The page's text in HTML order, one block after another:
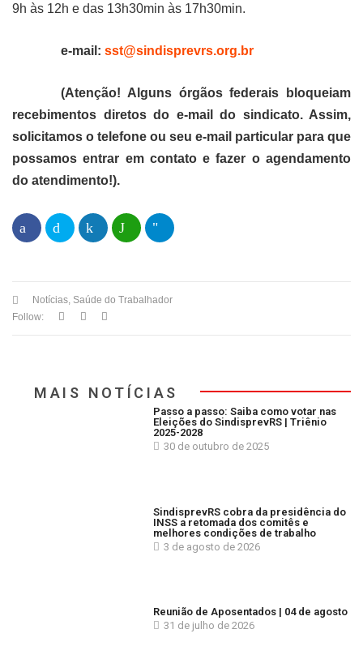
9h às 12h e das 13h30min às 17h30min.
e-mail: sst@sindisprevrs.org.br
(Atenção! Alguns órgãos federais bloqueiam
recebimentos diretos do e-mail do sindicato. Assim,
solicitamos o telefone ou seu e-mail particular para que
possamos entrar em contato e fazer o agendamento
do atendimento!).
Notícias, Saúde do Trabalhador
Follow:
MAIS NOTÍCIAS
Passo a passo: Saiba como votar nas
Eleições do SindisprevRS | Triênio
2025-2028
30 de outubro de 2025
SindisprevRS cobra da presidência do
INSS a retomada dos comitês e
melhores condições de trabalho
3 de agosto de 2026
Reunião de Aposentados | 04 de agosto
31 de julho de 2026